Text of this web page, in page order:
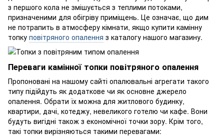
з першого кола не змішується з теплими потоками,
призначеними для обігріву приміщень. Це означає, що дим
не потрапить в атмосферу кімнати, якщо купити камінну
топку повітряного опалення з каталогу нашого магазину.
Переваги камінної топки повітряного опалення
Пропоновані на нашому сайті опалювальні агрегати такого
типу підійдуть як додаткове чи як основне джерело
опалення. Обрати їх можна для житлового будинку,
квартири, дачі, котеджу, невеликого готелю чи кафе. Вони
будуть вигідні також з економічної точки зору. Крім того,
такі топки вирізняються такими перевагами: